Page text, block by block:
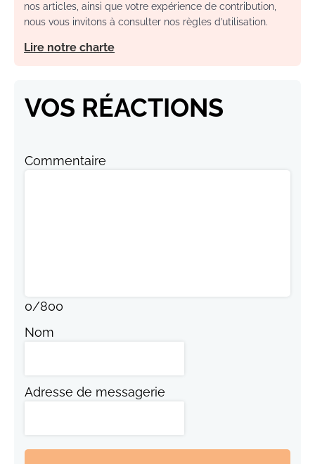
nos articles, ainsi que votre expérience de contribution,
nous vous invitons à consulter nos règles d’utilisation.
Lire notre charte
VOS RÉACTIONS
Commentaire
0/800
Nom
Adresse de messagerie